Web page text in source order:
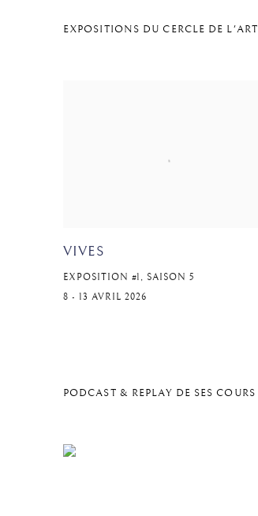
EXPOSITIONS DU CERCLE DE L'ART
VIVES
EXPOSITION #1, SAISON 5
8 - 13 AVRIL 2026
PODCAST & REPLAY DE SES COURS